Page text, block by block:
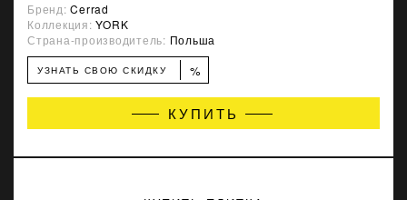
Бренд:Cerrad
Коллекция:YORK
Страна-производитель: Польша
УЗНАТЬ СВОЮ СКИДКУ %
КУПИТЬ